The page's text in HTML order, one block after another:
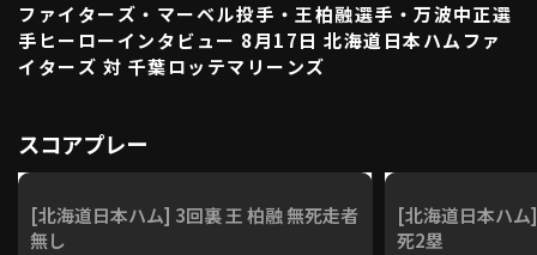
ファイターズ・マーベル投手・王柏融選手・万波中正選
手ヒーローインタビュー 8月17日 北海道日本ハムファ
イターズ 対 千葉ロッテマリーンズ
スコアプレー
[北海道日本ハム] 3回裏 王 柏融 無死走者
無し
[北海道日本ハム
死2塁